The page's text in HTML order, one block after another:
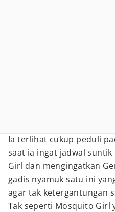
Ia terlihat cukup peduli
saat ia ingat jadwal
Girl dan mengingatkan
gadis nyamuk satu ini
agar tak ketergantungan
Tak seperti Mosquito Girl